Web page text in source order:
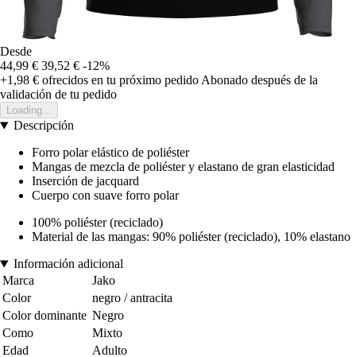
Desde
44,99 € 39,52 € -12%
+1,98 € ofrecidos en tu próximo pedido Abonado después de la
validación de tu pedido
Loading...
Descripción
Forro polar elástico de poliéster
Mangas de mezcla de poliéster y elastano de gran elasticidad
Inserción de jacquard
Cuerpo con suave forro polar
100% poliéster (reciclado)
Material de las mangas: 90% poliéster (reciclado), 10% elastano
Información adicional
Marca
Jako
Color
negro / antracita
Color dominante Negro
Como
Mixto
Edad
Adulto